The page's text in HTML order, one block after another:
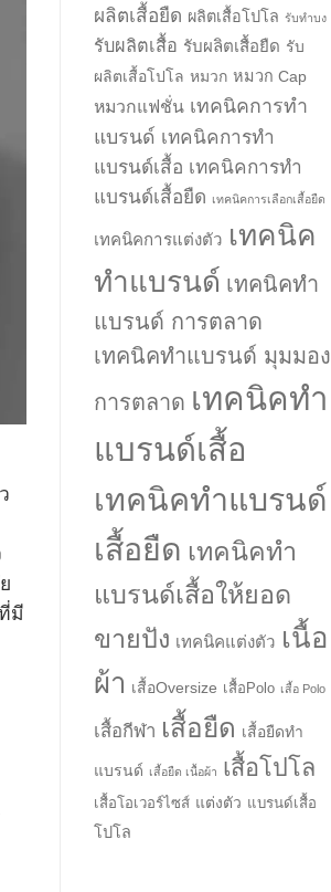
มี
ผลิตเสื้อยืด ผลิตเสื้อโปโล รับทำบง
รับผลิตเสื้อ รับผลิตเสื้อยืด รับ
ผลิตเสื้อโปโล หมวก หมวก Cap
หมวกแฟชั่น เทคนิคการทำ
แบรนด์ เทคนิคการทำ
แบรนด์เสื้อ เทคนิคการทำ
แบรนด์เสื้อยืด เทคนิคการเลือกเสื้อยืด
เทคนิคการแต่งตัว เทคนิค
ทำแบรนด์ เทคนิคทำ
แบรนด์ การตลาด
เทคนิคทำแบรนด์ มุมมอง
การตลาด เทคนิคทำ
แบรนด์เสื้อ
เทคนิคทำแบรนด์
เสื้อยืด เทคนิคทำ
แบรนด์เสื้อให้ยอด
ขายปัง เทคนิคแต่งตัว เนื้อ
ผ้า เสื้อOversize เสื้อPolo เสื้อ Polo
เสื้อกีฬา เสื้อยืด เสื้อยืดทำ
แบรนด์ เสื้อยืด เนื้อผ้า เสื้อโปโล
เสื้อโอเวอร์ไซส์ แต่งตัว แบรนด์เสื้อ
โปโล